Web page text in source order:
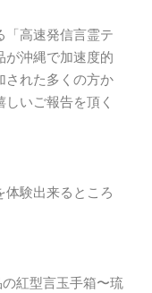
「高速発信言霊テ
が沖縄で加速度的
された多くの方か
いご報告を頂く
体験出来るところ
の紅型言玉手箱〜琉